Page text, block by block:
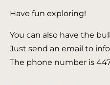
Have fun exploring!
You can also have the
Just send an email to
The phone number is